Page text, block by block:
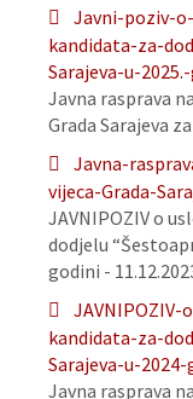
Javni-poziv-
kandidata-za-
Sarajeva-u-
Javna rasprava
Grada Sarajeva
Javna-
vijeca-Grada-
JAVNIPOZIV o
dodjelu
godini -
kandidata-za-
Sarajeva-u-
Javna rasprava